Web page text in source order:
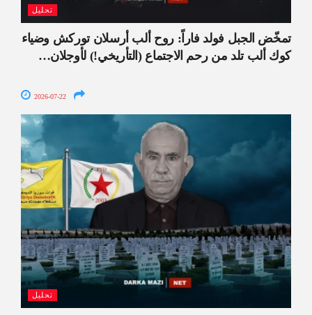
تحليل
تمخّض الجبل فولد فاراً: روح ألب أرسلان توركش وضياء
كوك ألب تلد من رحم الاجتماع (التأريخي!) لأوجلان…
2026-07-22
تحليل